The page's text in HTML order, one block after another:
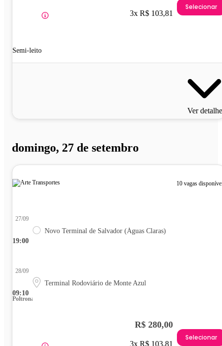
Semi-leito
3x R$ 103,81
Selecionar
Ver
domingo, 27 de setembro
10 vagas
19:00
27/09
Novo Terminal de Salvador (Águas Claras)
09:10
28/09
Terminal Rodoviário de Monte Azul
Poltrona
R$ 280,00
3x R$ 103,81
Selecionar